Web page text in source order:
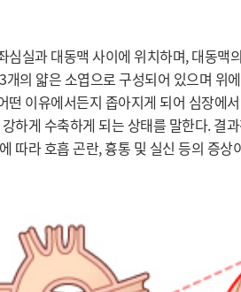
심실과 대동맥 사이에 위치하며, 대동
개의 얇은 소엽으로 구성되어 있으며 위
떤 이유에서든지 좁아지게 되어 심장에
하게 수축하게 되는 상태를 말한다. 결
따라 호흡 곤란, 흉통 및 실신 등의 증상